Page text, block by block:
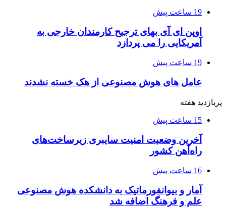
19 ساعت پیش
اوپن ای آی بهای ترجیح کارمندان خارجی به
آمریکایی را می پردازد
19 ساعت پیش
عامل های هوش مصنوعی از هک خسته نشدند
پربازدید هفته
15 ساعت پیش
آخرین وضعیت امنیت سایبری زیرساخت‌های
راه‌آهن کشور
16 ساعت پیش
آمار و بیوانفورماتیک به دانشکده هوش مصنوعی
علم و فرهنگ اضافه شد